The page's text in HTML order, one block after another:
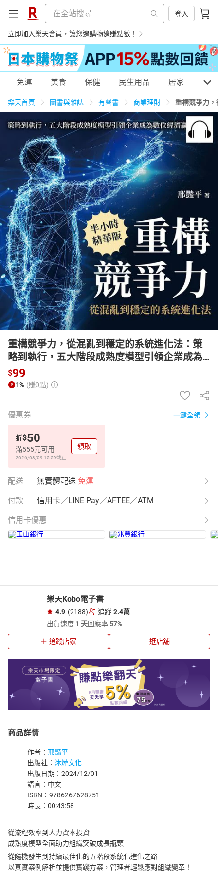
登入
立即加入樂天會員，讓您邊購物邊賺點數！
購物網分類
天天免運 美食蛋糕 養生保健 民生用品
居家生活 3C家電 運動休閒 親子玩具
女裝 男裝 化妝保養
日本購物 電子/紙本書
HOT
免運 美食 保健 民生用品 居家 3C
樂天首頁 圖書與雜誌 有聲書 商業理財 重構競爭力
重構競爭力，從混亂到穩定的系統進化法：策
略到執行，五大階段成熟度模型引領企業成為
數位經濟贏家【有聲書】
$99
1% (賺0點)
優惠券 一鍵全領
折$50
滿555元可用
2026/08/09 15:59截止
領取
配送 無實體配送 免運
付款 信用卡／LINE Pay／AFTEE／ATM
信用卡優惠
樂天Kobo電子書
4.9 (2188) 追蹤 2.4萬
出貨速度 1 天回應率57%
追蹤店家 逛店舖
商品詳情
作者： 邢豔平
出版社： 沐燁文化
出版日期：2024/12/01
語言：中文
ISBN：9786267628751
時長：00:43:58
從流程效率到人力資本投資
成熟度模型全面助力組織突破成長瓶頸
從隨機發生到持續最佳化的五階段系統化進化之路
以真實案例解析並提供實踐方案，管理者輕鬆應對組織變革！